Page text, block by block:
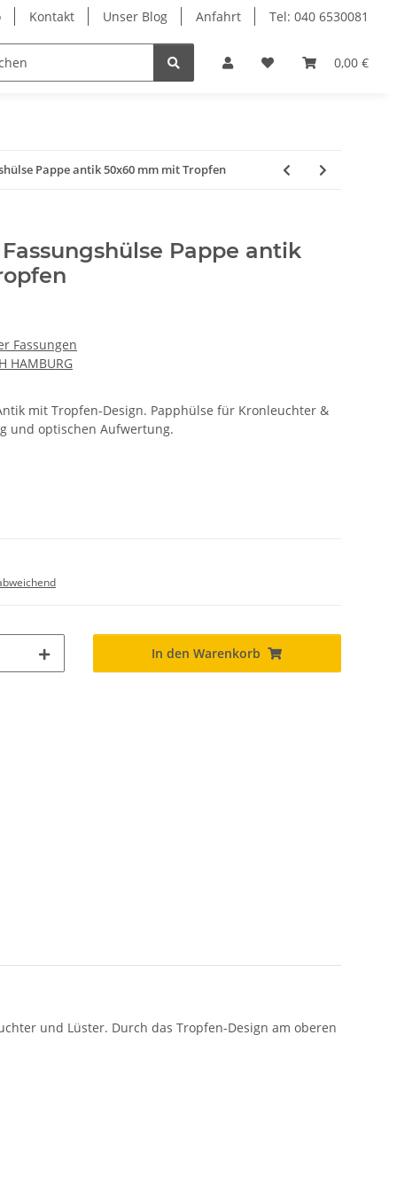
Kontakt Unser Blog Anfahrt Tel: 040 6530081
0,00 €
Ersatzteile Retouren-Shop
Pappe antik 50x60 mm mit Tropfen
Pappe antik
Fassungen
HAMBURG
mit Tropfen-Design. Papphülse für Kronleuchter &
und optischen Aufwertung.
In den Warenkorb
und Lüster. Durch das Tropfen-Design am oberen